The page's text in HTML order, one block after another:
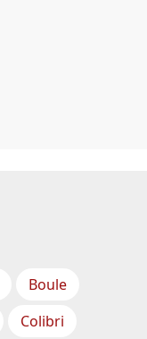
Boule
Colibri